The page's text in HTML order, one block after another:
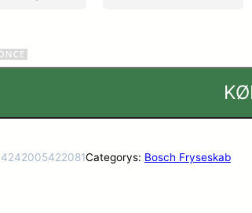
4242005422081Categorys: Bosch Fryseskab